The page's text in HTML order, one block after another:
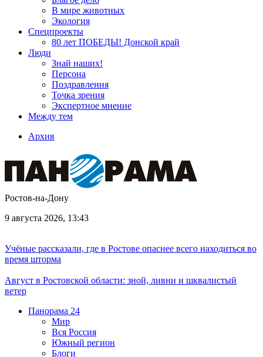
В мире животных
Экология
Спецпроекты
80 лет ПОБЕДЫ! Донской край
Люди
Знай наших!
Персона
Поздравления
Точка зрения
Экспертное мнение
Между тем
Архив
Ростов-на-Дону
9 августа 2026, 13:43
Учёные рассказали, где в Ростове опаснее всего находиться во
время шторма
Август в Ростовской области: зной, ливни и шквалистый
ветер
Панорама 24
Мир
Вся Россия
Южный регион
Блоги